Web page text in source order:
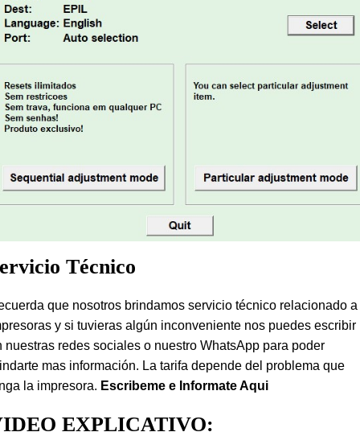
Técnico
que nosotros brindamos servicio técnico relacionado a
y si tuvieras algún inconveniente nos puedes escribir
nuestras redes sociales o nuestro WhatsApp para poder
mas información. La tarifa depende del problema que
la impresora. Escribeme e Informate Aqui
EXPLICATIVO: